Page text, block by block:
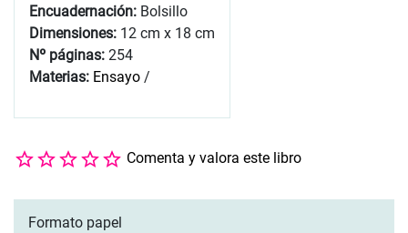
Encuadernación: Bolsillo
Dimensiones: 12 cm x 18 cm
Nº páginas: 254
Materias: Ensayo /
Comenta y valora este libro
Formato papel